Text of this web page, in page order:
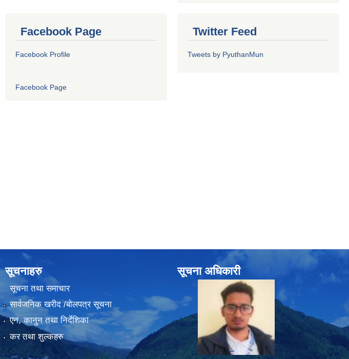
Facebook Page
Facebook Profile
Facebook Page
Twitter Feed
Tweets by PyuthanMun
सूचनाहरु
सूचना तथा समाचार
सार्वजनिक खरीद /बोलपत्र सूचना
एन, कानुन तथा निर्देशिका
कर तथा शुल्कहरु
सूचना अधिकारी